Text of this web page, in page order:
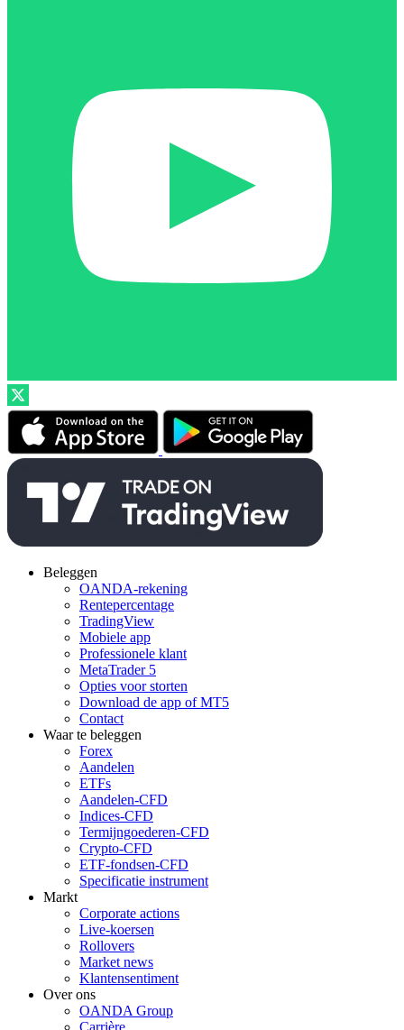
Beleggen
OANDA-rekening
Rentepercentage
TradingView
Mobiele app
Professionele klant
MetaTrader 5
Opties voor storten
Download de app of MT5
Contact
Waar te beleggen
Forex
Aandelen
ETFs
Aandelen-CFD
Indices-CFD
Termijngoederen-CFD
Crypto-CFD
ETF-fondsen-CFD
Specificatie instrument
Markt
Corporate actions
Live-koersen
Rollovers
Market news
Klantensentiment
Over ons
OANDA Group
Carrière